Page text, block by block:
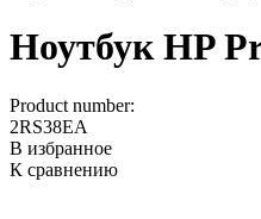
Ноутбук HP
Product number:
2RS38EA
В избранное
К сравнению